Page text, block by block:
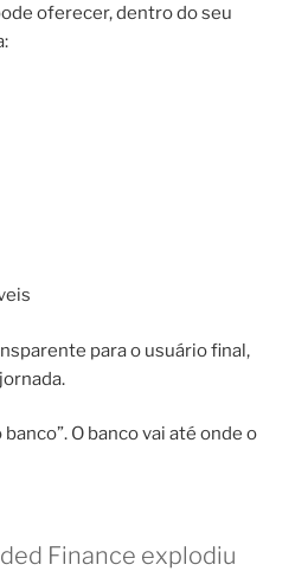
oferecer, dentro do seu
para o usuário final,
O banco vai até onde o
Finance explodiu